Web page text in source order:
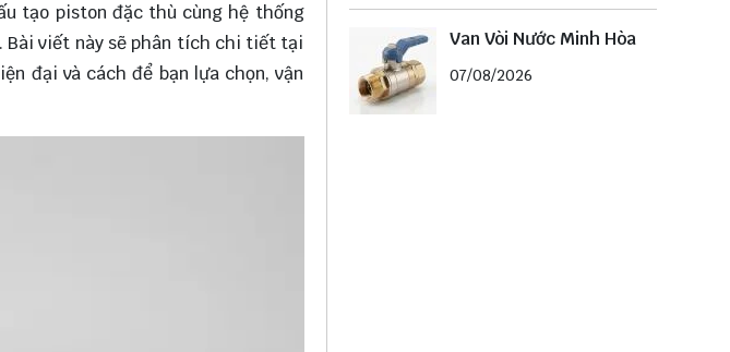
tạo piston đặc thù cùng hệ thống
Bài viết này sẽ phân tích chi tiết tại
đại và cách để bạn lựa chọn, vận
Van Vòi Nước Minh Hòa
07/08/2026